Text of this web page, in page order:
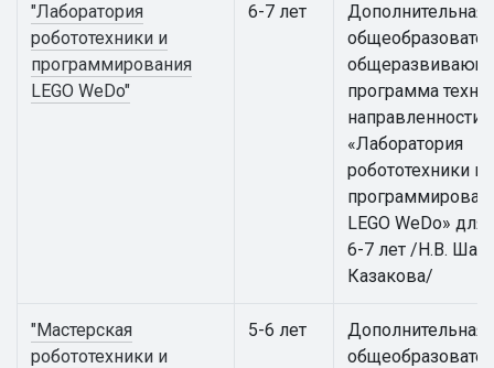
"Лаборатория
робототехники и
программирования
LEGO WeDo"
6-7 лет
Дополнительная
программа
направленности
«Лаборатория
робототехники и
LEGO WeDo» для
6-7 лет /Н.В.
Казакова/
"Мастерская
робототехники и
5-6 лет
Дополнительная